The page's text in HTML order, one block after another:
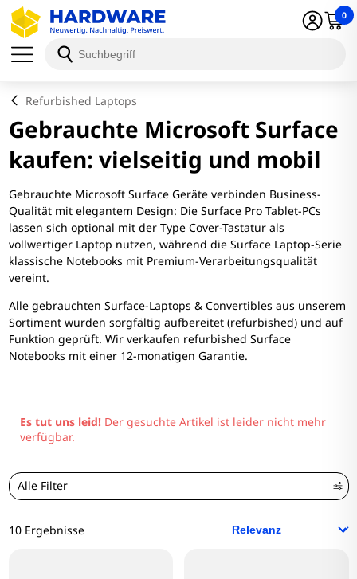
0
Refurbished Laptops
Gebrauchte Microsoft Surface
kaufen: vielseitig und mobil
Gebrauchte Microsoft Surface Geräte verbinden Business-
Qualität mit elegantem Design: Die Surface Pro Tablet-PCs
lassen sich optional mit der Type Cover-Tastatur als
vollwertiger Laptop nutzen, während die Surface Laptop-Serie
klassische Notebooks mit Premium-Verarbeitungsqualität
vereint.
Alle gebrauchten Surface-Laptops & Convertibles aus unserem
Sortiment wurden sorgfältig aufbereitet (refurbished) und auf
Funktion geprüft. Wir verkaufen refurbished Surface
Notebooks mit einer 12-monatigen Garantie.
Es tut uns leid!Der gesuchte Artikel ist leider nicht mehr
verfügbar.
Alle Filter
10 Ergebnisse